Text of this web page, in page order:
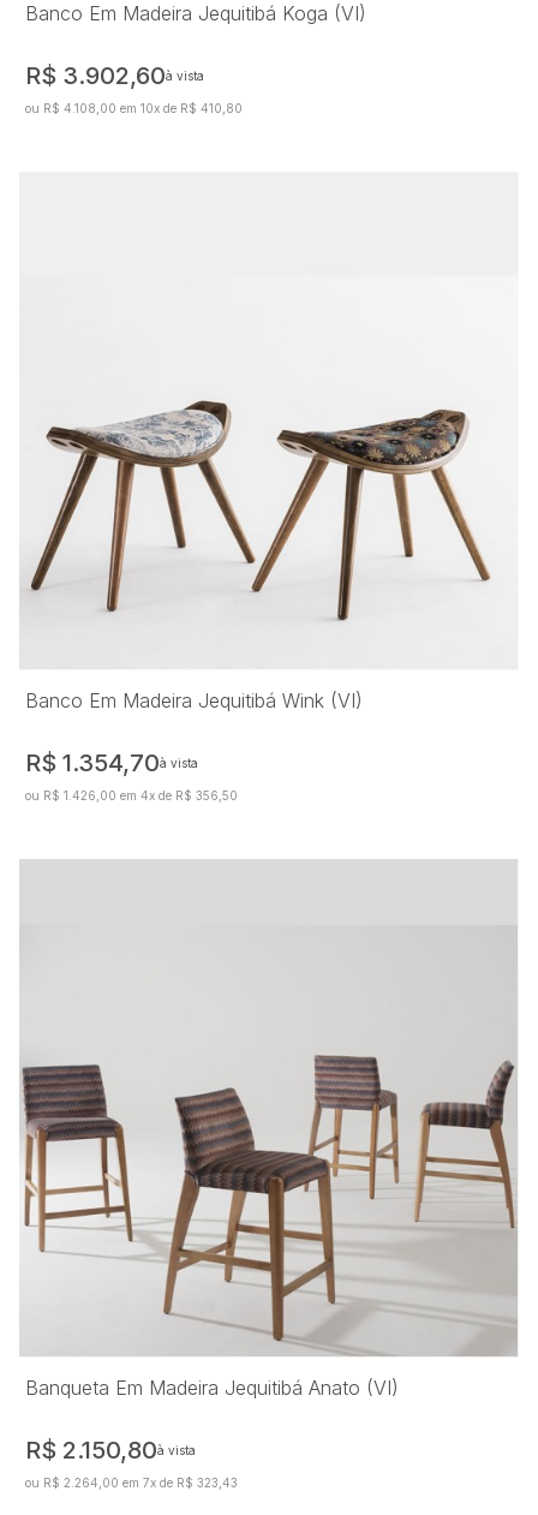
Banco Em Madeira Jequitibá Koga (VI)
R$ 3.902,60à vista
ou R$ 4.108,00 em 10x de R$ 410,80
Banco Em Madeira Jequitibá Wink (VI)
R$ 1.354,70à vista
ou R$ 1.426,00 em 4x de R$ 356,50
Banqueta Em Madeira Jequitibá Anato (VI)
R$ 2.150,80à vista
ou R$ 2.264,00 em 7x de R$ 323,43